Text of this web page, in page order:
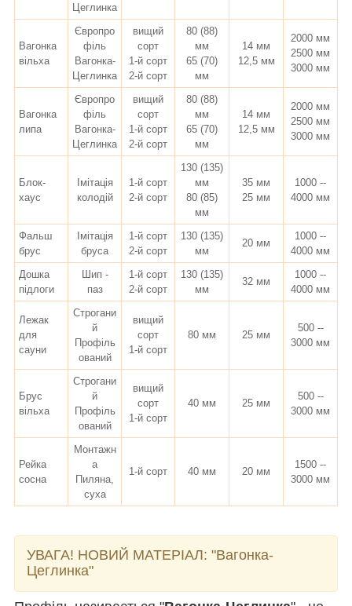
Цеглинка
Вагонка
вільха
Європро
філь
Вагонка-
Цеглинка
вищий
сорт
1-й сорт
2-й сорт
80 (88)
мм
65 (70)
мм
14 мм
12,5 мм
2000 мм
2500 мм
3000 мм
Вагонка
липа
Європро
філь
Вагонка-
Цеглинка
вищий
сорт
1-й сорт
2-й сорт
80 (88)
мм
65 (70)
мм
14 мм
12,5 мм
2000 мм
2500 мм
3000 мм
Блок-
хаус
Імітація
колодій
1-й сорт
2-й сорт
130 (135)
мм
80 (85)
мм
35 мм
25 мм
1000 --
4000 мм
Фальш
брус
Імітація
бруса
1-й сорт
2-й сорт
130 (135)
мм
20 мм
1000 --
4000 мм
Дошка
підлоги
Шип -
паз
1-й сорт
2-й сорт
130 (135)
мм
32 мм
1000 --
4000 мм
Лежак
для
сауни
Строгани
й
Профіль
ований
вищий
сорт
1-й сорт
80 мм 25 мм
500 --
3000 мм
Брус
вільха
Строгани
й
Профіль
ований
вищий
сорт
1-й сорт
40 мм 25 мм
500 --
3000 мм
Рейка
сосна
Монтажн
а
Пиляна,
суха
1-й сорт 40 мм 20 мм
1500 --
3000 мм
УВАГА! НОВИЙ МАТЕРІАЛ: "Вагонка-
Цеглинка"